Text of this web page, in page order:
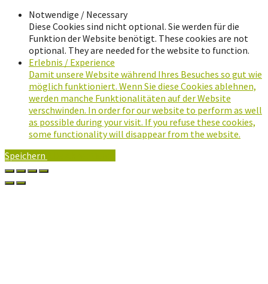
Notwendige / Necessary
Diese Cookies sind nicht optional. Sie werden für die
Funktion der Website benötigt. These cookies are not
optional. They are needed for the website to function.
Erlebnis / Experience
Damit unsere Website während Ihres Besuches so gut wie
möglich funktioniert. Wenn Sie diese Cookies ablehnen,
werden manche Funktionalitäten auf der Website
verschwinden. In order for our website to perform as well
as possible during your visit. If you refuse these cookies,
some functionality will disappear from the website.
Speichern